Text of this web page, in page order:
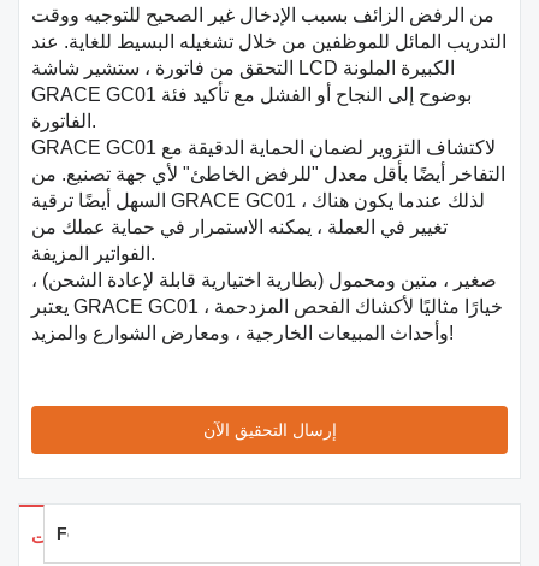
من الرفض الزائف بسبب الإدخال غير الصحيح للتوجيه ووقت
التدريب المائل للموظفين من خلال تشغيله البسيط للغاية. عند
التحقق من فاتورة ، ستشير شاشة LCD الكبيرة الملونة
GRACE GC01 بوضوح إلى النجاح أو الفشل مع تأكيد فئة
الفاتورة.
GRACE GC01 لاكتشاف التزوير لضمان الحماية الدقيقة مع
التفاخر أيضًا بأقل معدل "للرفض الخاطئ" لأي جهة تصنيع. من
السهل أيضًا ترقية GRACE GC01 ، لذلك عندما يكون هناك
تغيير في العملة ، يمكنه الاستمرار في حماية عملك من
الفواتير المزيفة.
صغير ، متين ومحمول (بطارية اختيارية قابلة لإعادة الشحن) ،
يعتبر GRACE GC01 خيارًا مثاليًا لأكشاك الفحص المزدحمة ،
وأحداث المبيعات الخارجية ، ومعارض الشوارع والمزيد!
إرسال التحقيق الآن
تفاصيل المنتجات
Feedback